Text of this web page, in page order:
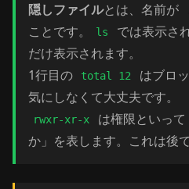
隠しファイルとは、名前が
ことです。
ls では表示され
だけ表示されます。
1行目の
total 12
はブロ
気にしなくて大丈夫です。
rwxr-xr-x
は権限といっ
か」を表します。これは後